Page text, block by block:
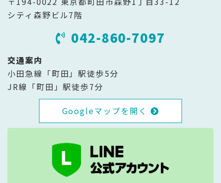
シティ森野ビル7階
042-860-7097
交通案内
小田急線「町田」駅徒歩5分
JR線「町田」駅徒歩7分
Googleマップを開く